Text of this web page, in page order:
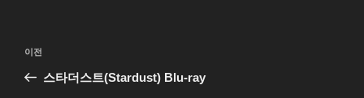
색
이
전
이전
스타더스트(Stardust) Blu-ray